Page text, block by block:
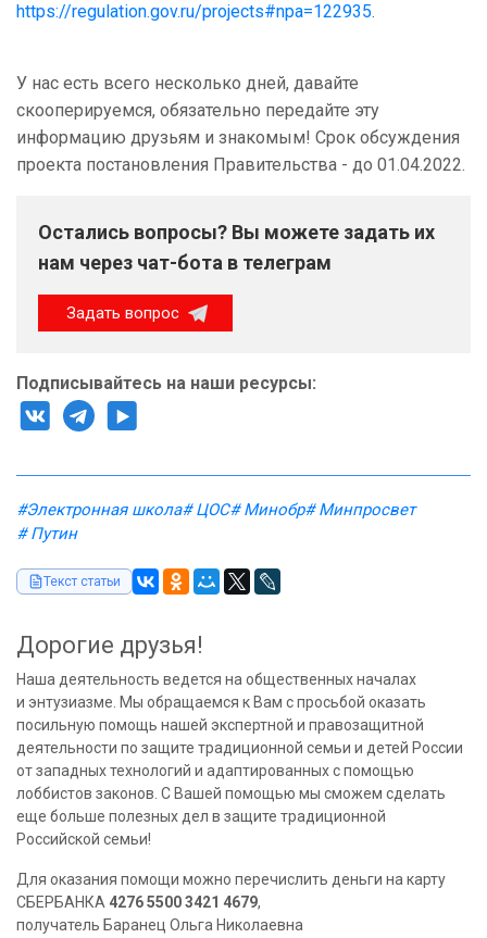
https://regulation.gov.ru/projects#npa=122935
У нас есть всего несколько дней, давайте
скооперируемся, обязательно передайте эту
информацию друзьям и знакомым! Срок обсуждения
проекта постановления Правительства - до 01.04.2022.
Остались вопросы? Вы можете задать их
нам через чат-бота в телеграм
Задать вопрос
Подписывайтесь на наши ресурсы:
#Электронная школа# ЦОС# Минобр# Минпросвет
# Путин
Текст статьи
Дорогие друзья!
Наша деятельность ведется на общественных началах
и энтузиазме. Мы обращаемся к Вам с просьбой оказать
посильную помощь нашей экспертной и правозащитной
деятельности по защите традиционной семьи и детей России
от западных технологий и адаптированных с помощью
лоббистов законов. С Вашей помощью мы сможем сделать
еще больше полезных дел в защите традиционной
Российской семьи!
Для оказания помощи можно перечислить деньги на карту
СБЕРБАНКА 4276 5500 3421 4679,
получатель Баранец Ольга Николаевна